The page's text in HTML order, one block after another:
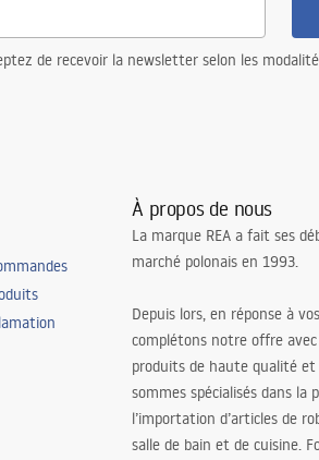
de recevoir la newsletter selon les
À propos de nous
La marque REA a fait ses
marché polonais en 1993.
Depuis lors, en réponse à
complétons notre offre
produits de haute qualité et
sommes spécialisés dans la
l’importation d’articles de
salle de bain et de cuisine.